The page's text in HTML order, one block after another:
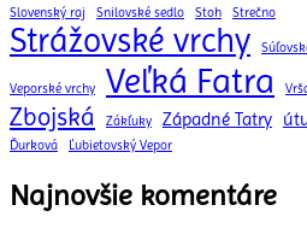
Slovenský raj
Snilovské sedlo Stoh Strečno
Strážovské vrchy
Veporské vrchy Veľká Fatra
Zbojská Zákľuky Západné Tatry
Ďurková
Ľubietovský Vepor
Najnovšie komentáre